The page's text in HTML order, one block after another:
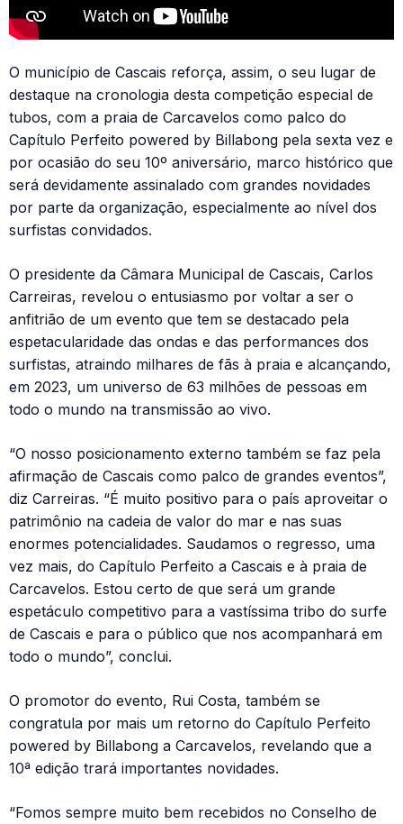
O município de Cascais reforça, assim, o seu lugar de
destaque na cronologia desta competição especial de
tubos, com a praia de Carcavelos como palco do
Capítulo Perfeito powered by Billabong pela sexta vez e
por ocasião do seu 10º aniversário, marco histórico que
será devidamente assinalado com grandes novidades
por parte da organização, especialmente ao nível dos
surfistas convidados.
O presidente da Câmara Municipal de Cascais, Carlos
Carreiras, revelou o entusiasmo por voltar a ser o
anfitrião de um evento que tem se destacado pela
espetacularidade das ondas e das performances dos
surfistas, atraindo milhares de fãs à praia e alcançando,
em 2023, um universo de 63 milhões de pessoas em
todo o mundo na transmissão ao vivo.
“O nosso posicionamento externo também se faz pela
afirmação de Cascais como palco de grandes eventos”,
diz Carreiras. “É muito positivo para o país aproveitar o
patrimônio na cadeia de valor do mar e nas suas
enormes potencialidades. Saudamos o regresso, uma
vez mais, do Capítulo Perfeito a Cascais e à praia de
Carcavelos. Estou certo de que será um grande
espetáculo competitivo para a vastíssima tribo do surfe
de Cascais e para o público que nos acompanhará em
todo o mundo”, conclui.
O promotor do evento, Rui Costa, também se
congratula por mais um retorno do Capítulo Perfeito
powered by Billabong a Carcavelos, revelando que a
10ª edição trará importantes novidades.
“Fomos sempre muito bem recebidos no Conselho de